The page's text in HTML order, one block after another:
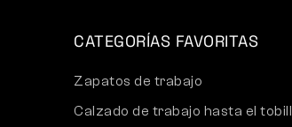
CATEGORÍAS FAVORITAS
Zapatos de trabajo
Calzado de trabajo hasta el